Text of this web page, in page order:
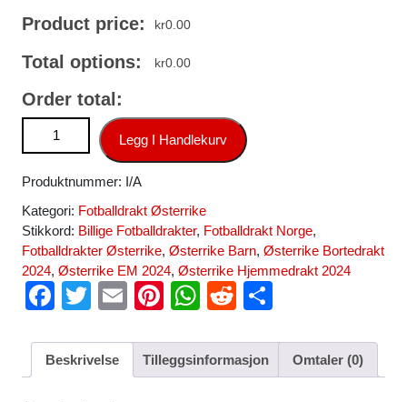
Product price: kr0.00
Total options: kr0.00
Order total:
Østerrike Hjemmedrakt EURO EM 2024 rød Kortermet antall
Legg I Handlekurv
Produktnummer: I/A
Kategori: Fotballdrakt Østerrike
Stikkord: Billige Fotballdrakter, Fotballdrakt Norge,
Fotballdrakter Østerrike, Østerrike Barn, Østerrike Bortedrakt
2024, Østerrike EM 2024, Østerrike Hjemmedrakt 2024
F
c
T
tt
E
ail
Pi
er
e
W
at
s
R
d
di
ar
e
Beskrivelse Tilleggsinformasjon Omtaler (0)